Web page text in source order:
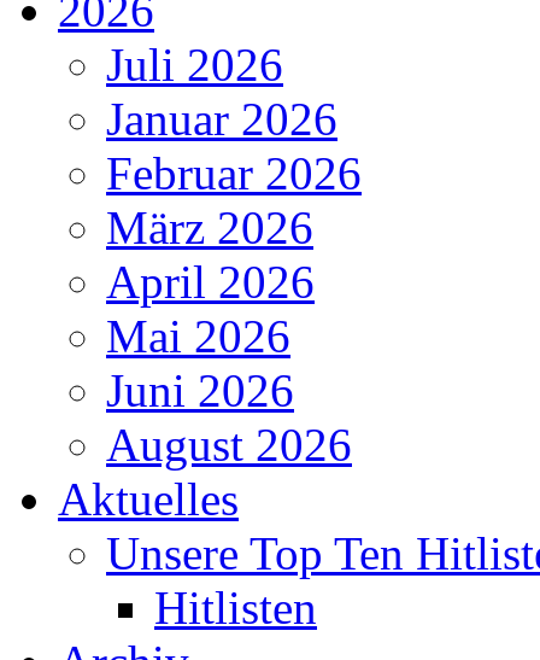
Juli 2026
Januar 2026
Februar 2026
März 2026
April 2026
Mai 2026
Juni 2026
August 2026
Aktuelles
Unsere Top Ten
Hitlisten